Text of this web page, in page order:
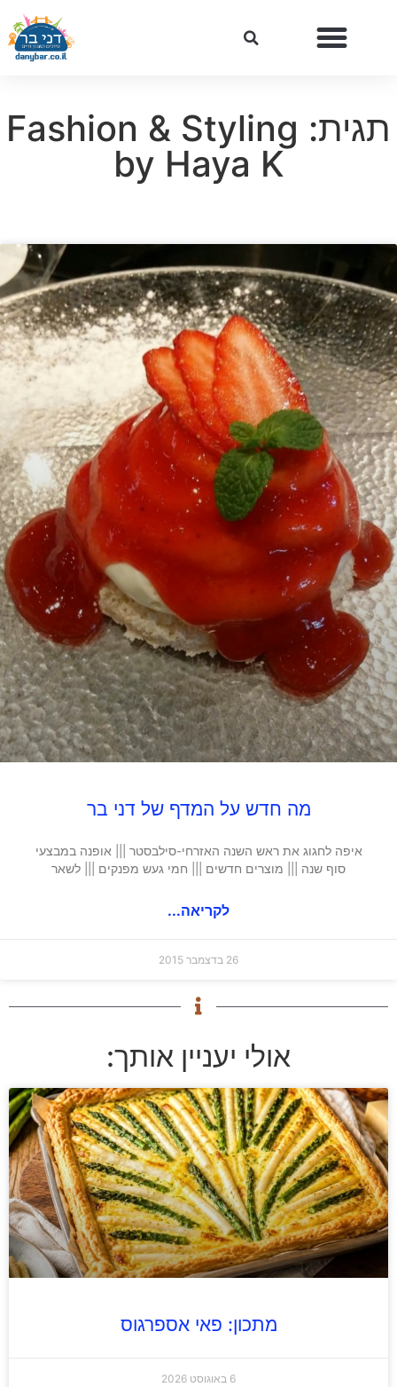
תגית: Fashion & Styling
by Haya K
מה חדש על המדף של דני בר
איפה לחגוג את ראש השנה האזרחי-סילבסטר ||| אופנה במבצעי
סוף שנה ||| מוצרים חדשים ||| חמי געש מפנקים ||| לשאר
לקריאה...
26 בדצמבר 2015
אולי יעניין אותך:
מתכון: פאי אספרגוס
6 באוגוסט 2026